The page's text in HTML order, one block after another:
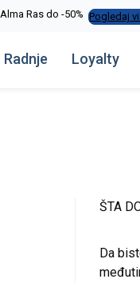
Alma Ras do -50% Pogledaj
Radnje Loyalty
ŠTA
Da